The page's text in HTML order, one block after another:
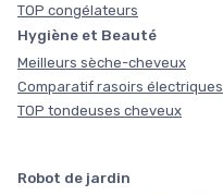
TOP congélateurs
Hygiène et Beauté
Meilleurs sèche-cheveux
Comparatif rasoirs électriques
TOP tondeuses cheveux
Robot de jardin